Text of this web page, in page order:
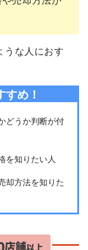
うな人におす
すめ！
どうか判断が付
を知りたい人
却方法を知りた